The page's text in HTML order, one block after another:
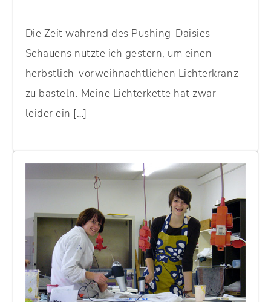
Die Zeit während des Pushing-Daisies-
Schauens nutzte ich gestern, um einen
herbstlich-vorweihnachtlichen Lichterkranz
zu basteln. Meine Lichterkette hat zwar
leider ein […]